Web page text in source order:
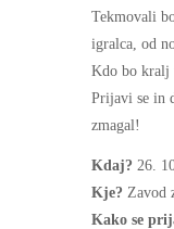
Tekmovali
igralca, od
Kdo bo kralj
Prijavi se in
zmagal!
Kdaj? 26.
Kje? Zavod
Kako se